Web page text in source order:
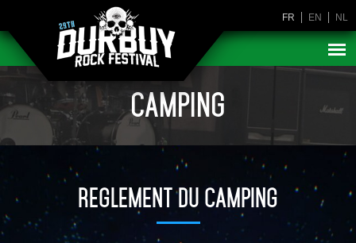
FR EN NL
CAMPING
REGLEMENT DU CAMPING